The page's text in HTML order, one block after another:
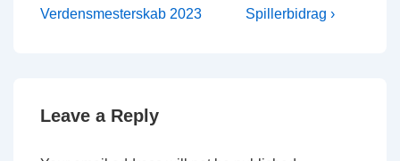
Verdensmesterskab 2023
Spillerbidrag ›
Leave a Reply